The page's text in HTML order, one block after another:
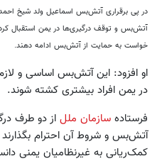
آتش‌بس و توقف درگیری‌ها در یمن استقبال
خواست به حمایت از آتش‌بس ادامه دهند.
او افزود: این آتش‌بس اساسی و
در یمن افراد بیشتری کشته شوند.
فرستاده سازمان ملل از دو طرف
آتش‌بس و شروط آن احترام
کمک‌ریانی به غیرنظامیان یمنی